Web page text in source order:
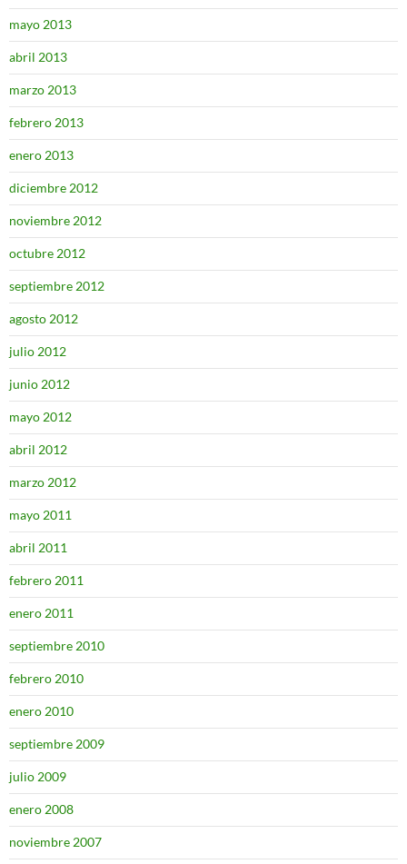
mayo 2013
abril 2013
marzo 2013
febrero 2013
enero 2013
diciembre 2012
noviembre 2012
octubre 2012
septiembre 2012
agosto 2012
julio 2012
junio 2012
mayo 2012
abril 2012
marzo 2012
mayo 2011
abril 2011
febrero 2011
enero 2011
septiembre 2010
febrero 2010
enero 2010
septiembre 2009
julio 2009
enero 2008
noviembre 2007